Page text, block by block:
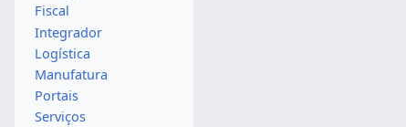
Fiscal
Integrador
Logística
Manufatura
Portais
Serviços